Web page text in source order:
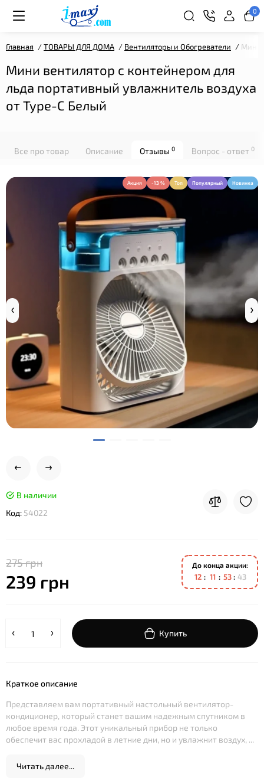
0
Главная ТОВАРЫ ДЛЯ ДОМА Вентиляторы и Обогреватели Мини
Мини вентилятор с контейнером для
льда портативный увлажнитель воздуха
от Type-C Белый
Все про товар Описание Отзывы 0 Вопрос - ответ 0
Акция -13 % Топ Популярный Новинка
В наличии
Код: 54022
275 грн
239 грн
До конца акции:
12 11 53 43
Купить
Краткое описание
Представляем вам портативный настольный вентилятор-
кондиционер, который станет вашим надежным спутником в
любое время года. Этот уникальный прибор не только
обеспечит вас прохладой в летние дни, но и увлажнит воздух, ...
Читать далее...